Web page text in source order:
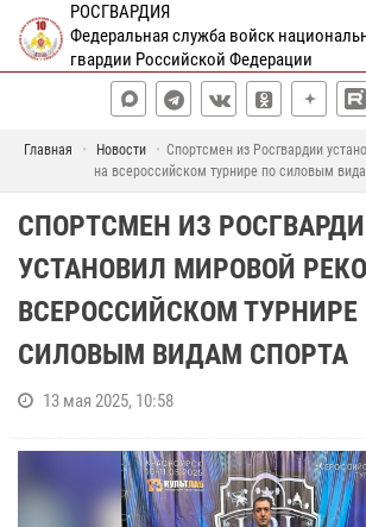
РОСГВАРДИЯ
Федеральная служба войск
гвардии Российской Федерации
Главная Новости
Спортсмен из Росгвардии
на всероссийском турнире по силовым
СПОРТСМЕН ИЗ
УСТАНОВИЛ МИРОВОЙ
ВСЕРОССИЙСКОМ ТУРНИРЕ
СИЛОВЫМ ВИДАМ СПОРТА
13 мая 2025, 10:58